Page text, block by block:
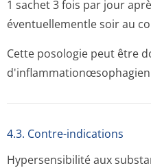
1 sachet 3 fois par jour
éventuellementle soir au
Cette posologie peut être
4.3. Contre-indications
Hypersensibilité aux